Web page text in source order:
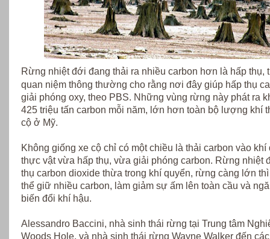
Rừng nhiệt đới đang thải ra nhiều carbon hơn là hấp thụ,
quan niệm thông thường cho rằng nơi đây giúp hấp thụ
giải phóng oxy, theo PBS. Những vùng rừng này phát ra
425 triệu tấn carbon mỗi năm, lớn hơn toàn bộ lượng khí
cộ ở Mỹ.
Không giống xe cộ chỉ có một chiều là thải carbon vào khí
thực vật vừa hấp thụ, vừa giải phóng carbon. Rừng nhiệt
thụ carbon dioxide thừa trong khí quyển, rừng càng lớn
thể giữ nhiều carbon, làm giảm sự ấm lên toàn cầu và
biến đổi khí hậu.
Alessandro Baccini, nhà sinh thái rừng tại Trung tâm
Woods Hole, và nhà sinh thái rừng Wayne Walker đến